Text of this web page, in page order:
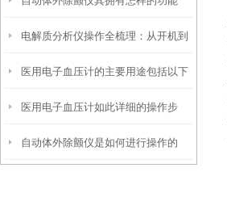
呢？
电解质分析仪操作全梳理：从开机到
出结果，每一步都藏着关键细节
医用电子血压计的主要用途包括以下
几个方面
医用电子血压计如此详细的操作步
骤，你知道吗？
自动体外除颤仪是如何进行操作的